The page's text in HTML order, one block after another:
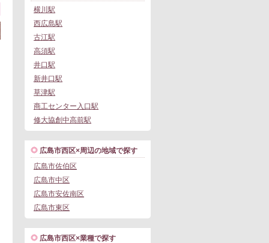
横川駅
西広島駅
古江駅
高須駅
井口駅
新井口駅
草津駅
商工センター入口駅
修大協創中高前駅
広島市西区×周辺の地域で探す
広島市佐伯区
広島市中区
広島市安佐南区
広島市東区
広島市西区×業種で探す